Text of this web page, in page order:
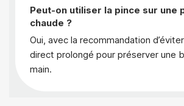
Peut-on utiliser la pince sur une
chaude ?
Oui, avec la recommandation
direct prolongé pour préserver une
main.